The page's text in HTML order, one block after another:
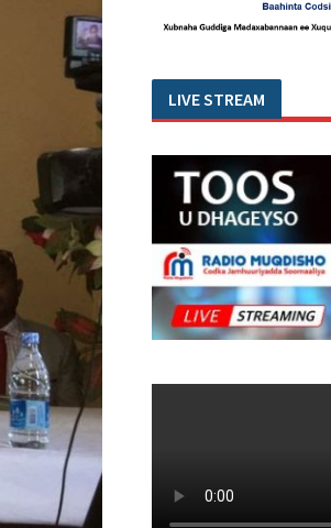
LIVE STREAM